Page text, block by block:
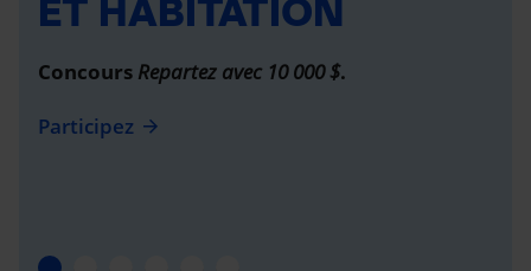
ET HABITATION
Concours Repartez avec 10 000 $.
Participez